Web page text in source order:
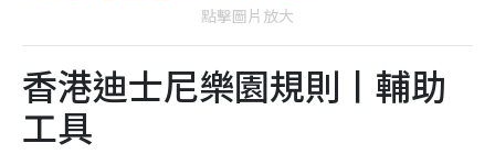
點擊圖片放大
香港迪士尼樂園規則丨輔助
工具